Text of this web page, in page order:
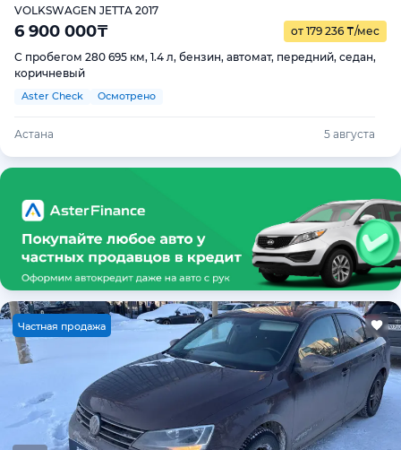
VOLKSWAGEN JETTA 2017
6 900 000₸ от 179 236 ₸/мес
С пробегом 280 695 км, 1.4 л, бензин, автомат, передний, седан,
коричневый
Aster Check Осмотрено
Астана 5 августа
Частная продажа